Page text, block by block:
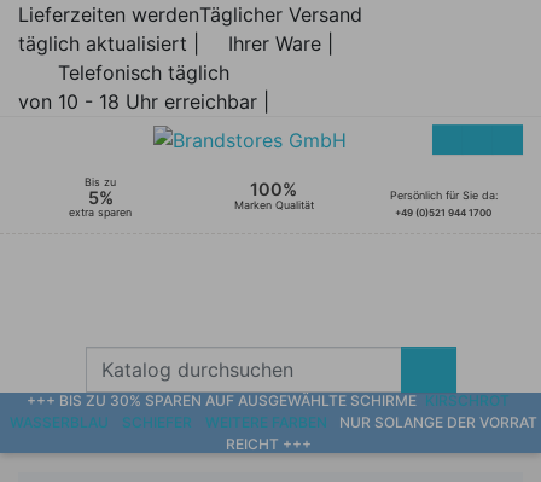
Lieferzeiten werden
täglich aktualisiert |
Täglicher Versand
Ihrer Ware |
Telefonisch täglich
von 10 - 18 Uhr erreichbar |
Bis zu
5%
extra sparen
100%
Marken Qualität
Persönlich für Sie da:
+49 (0)521 944 1700
+++ BIS ZU 30% SPAREN AUF AUSGEWÄHLTE SCHIRME KIRSCHROT
WASSERBLAU
SCHIEFER WEITERE FARBEN
NUR SOLANGE DER VORRAT
REICHT +++